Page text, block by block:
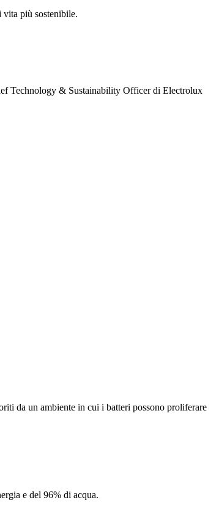
vita più sostenibile.
Technology & Sustainability Officer di Electrolux
da un ambiente in cui i batteri possono proliferare
e del 96% di acqua.